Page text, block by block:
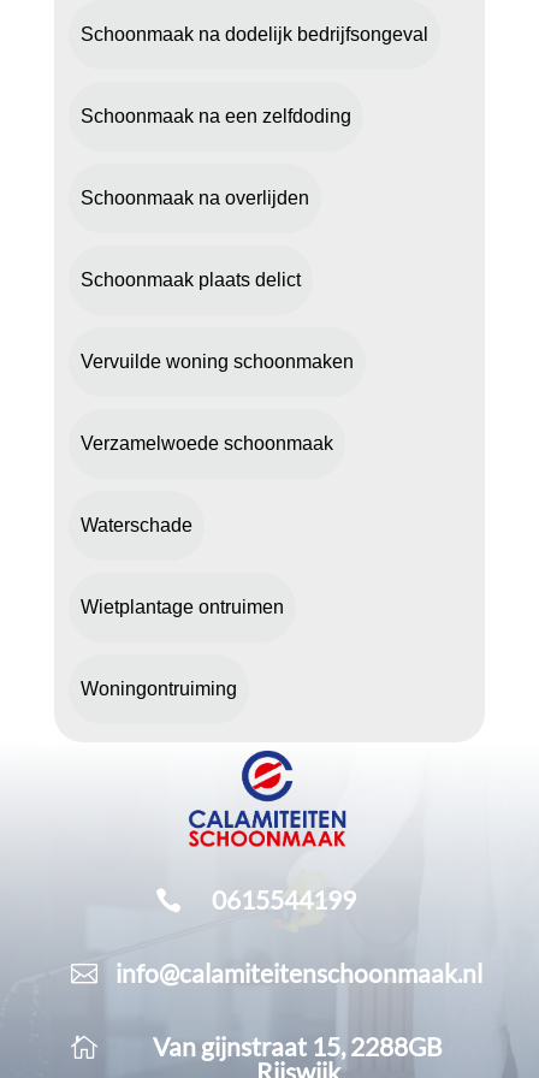
Schoonmaak na dodelijk bedrijfsongeval
Schoonmaak na een zelfdoding
Schoonmaak na overlijden
Schoonmaak plaats delict
Vervuilde woning schoonmaken
Verzamelwoede schoonmaak
Waterschade
Wietplantage ontruimen
Woningontruiming
 0615544199
 info@calamiteitenschoonmaak.nl

Van gijnstraat 15, 2288GB
Rijswijk